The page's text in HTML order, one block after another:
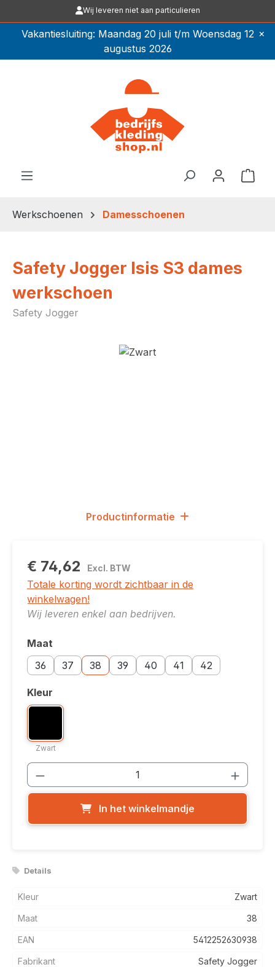
Ga naar de hoofdinhoudWij leveren niet aan particulieren
Vakantiesluiting: Maandag 20 juli t/m Woensdag 12
augustus 2026
×
Werkschoenen Damesschoenen
Safety Jogger Isis S3 dames
werkschoen
Safety Jogger
Afbeeldingengalerij overslaan
Productinformatie
€ 74,62 Excl. BTW
Totale korting wordt zichtbaar in de
winkelwagen!
Wij leveren enkel aan bedrijven.
Selecteer
Maat
36
Maatoptie: 36
37
Maatoptie: 37
38
Maatoptie: 38
39
Maatoptie: 39
40
Maatoptie: 40
41
Maatoptie: 41
42
Maatoptie: 42
Selecteer
Kleur
Kleuroptie: Zwart
Zwart
Producthoeveelheid: Voer de
In het winkelmandje
Details
Kleur Zwart
Maat 38
EAN 5412252630938
Fabrikant Safety Jogger